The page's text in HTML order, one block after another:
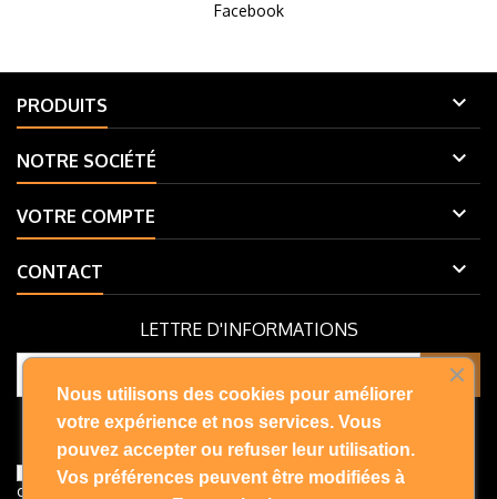
Facebook
PRODUITS 
NOTRE SOCIÉTÉ 
VOTRE COMPTE 
CONTACT 
LETTRE D'INFORMATIONS
Vous pouvez vous désinscrire à tout moment. Vous trouverez pour
cela nos informations de contact dans les conditions d'utilisation du
site.
J'accepte les conditions générales et la politique de
confidentialité
Nous utilisons des cookies pour améliorer
votre expérience et nos services. Vous
pouvez accepter ou refuser leur utilisation.
Vos préférences peuvent être modifiées à